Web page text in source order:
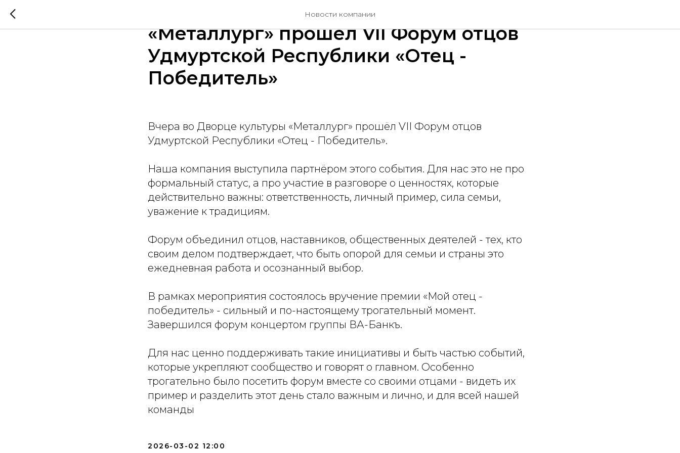
Новости компании
Вчера во Дворце культуры
«Металлург» прошёл VII Форум отцов
Удмуртской Республики «Отец -
Победитель»
Вчера во Дворце культуры «Металлург» прошёл VII Форум отцов
Удмуртской Республики «Отец - Победитель».
Наша компания выступила партнёром этого события. Для нас это не про
формальный статус, а про участие в разговоре о ценностях, которые
действительно важны: ответственность, личный пример, сила семьи,
уважение к традициям.
Форум объединил отцов, наставников, общественных деятелей - тех, кто
своим делом подтверждает, что быть опорой для семьи и страны это
ежедневная работа и осознанный выбор.
В рамках мероприятия состоялось вручение премии «Мой отец -
победитель» - сильный и по-настоящему трогательный момент.
Завершился форум концертом группы ВА-Банкъ.
Для нас ценно поддерживать такие инициативы и быть частью событий,
которые укрепляют сообщество и говорят о главном. Особенно
трогательно было посетить форум вместе со своими отцами - видеть их
пример и разделить этот день стало важным и лично, и для всей нашей
команды
2026-03-02 12:00